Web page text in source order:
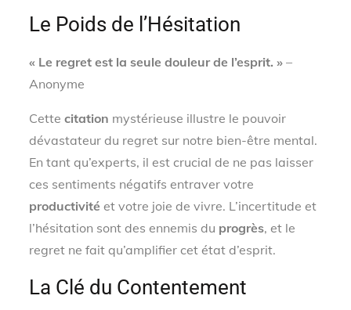
Le Poids de l’Hésitation
« Le regret est la seule douleur de l’esprit. » –
Anonyme
Cettecitation mystérieuse illustre le pouvoir
dévastateur du regret sur notre bien-être mental.
En tant qu’experts, il est crucial de ne pas laisser
ces sentiments négatifs entraver votre
productivité et votre joie de vivre. L’incertitude et
l’hésitation sont des ennemis du progrès, et le
regret ne fait qu’amplifier cet état d’esprit.
La Clé du Contentement